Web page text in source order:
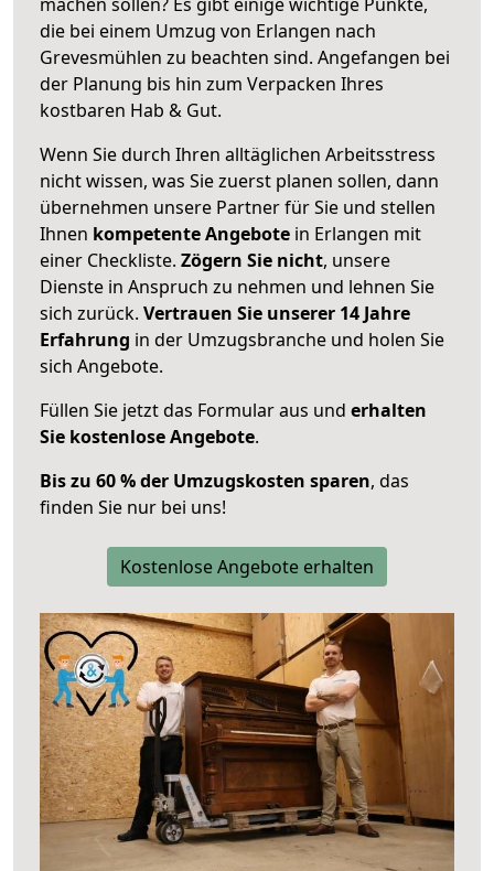
die bei einem Umzug von Erlangen nach
Grevesmühlen zu beachten sind. Angefangen bei
der Planung bis hin zum Verpacken Ihres
kostbaren Hab & Gut.
Wenn Sie durch Ihren alltäglichen Arbeitsstress
nicht wissen, was Sie zuerst planen sollen, dann
übernehmen unsere Partner für Sie und stellen
Ihnen kompetente Angebote in Erlangen mit
einer Checkliste. Zögern Sie nicht, unsere
Dienste in Anspruch zu nehmen und lehnen Sie
sich zurück. Vertrauen Sie unserer 14 Jahre
Erfahrung in der Umzugsbranche und holen Sie
sich Angebote.
Füllen Sie jetzt das Formular aus und erhalten
Sie kostenlose Angebote.
Bis zu 60 % der Umzugskosten sparen, das
finden Sie nur bei uns!
Kostenlose Angebote erhalten